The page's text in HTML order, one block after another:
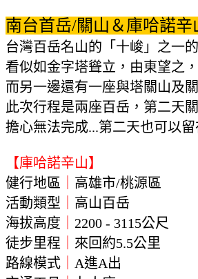
南台首岳/關山＆庫哈諾
台灣百岳名山的「十峻」之一
看似如金字塔聳立，由東望之
而另一邊還有一座與塔關山及
此次行程是兩座百岳，第二天
擔心無法完成...第二天也可以
【庫哈諾辛山】
健行地區
高雄市/桃源區
活動類型
高山百岳
海拔高度
2200 - 3115公尺
徒步里程
來回約5.5公里
路線模式
A進A出